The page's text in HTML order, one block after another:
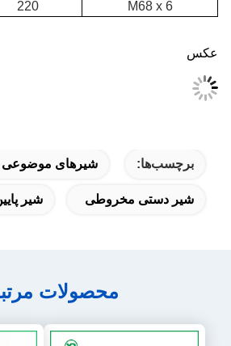
M68 x 6
220
عکس
برچسب‌ها: شیرهای
شیر دستی مخروطی شیر
محصولات